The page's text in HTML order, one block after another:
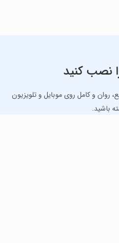
نصب کنید
روان و کامل روی موبایل و تلویزیون
باشید.